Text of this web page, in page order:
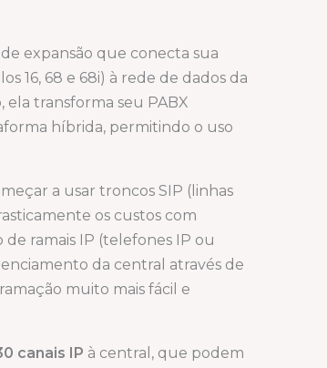
expansão que conecta sua
16, 68 e 68i) à rede de dados da
ela transforma seu PABX
híbrida, permitindo o uso
a usar troncos SIP (linhas
os custos com
de ramais IP (telefones IP ou
da central através de
muito mais fácil e
canais IP à central, que podem